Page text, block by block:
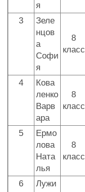
я
3
Зеле
нцов
а
Софи
я
8
класс
4
Кова
ленко
Варв
ара
8
класс
5
Ермо
лова
Ната
лья
8
класс
6
Лужи